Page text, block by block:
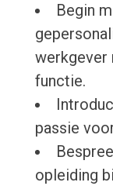
Begin
werkgever
functie.
passie
opleiding